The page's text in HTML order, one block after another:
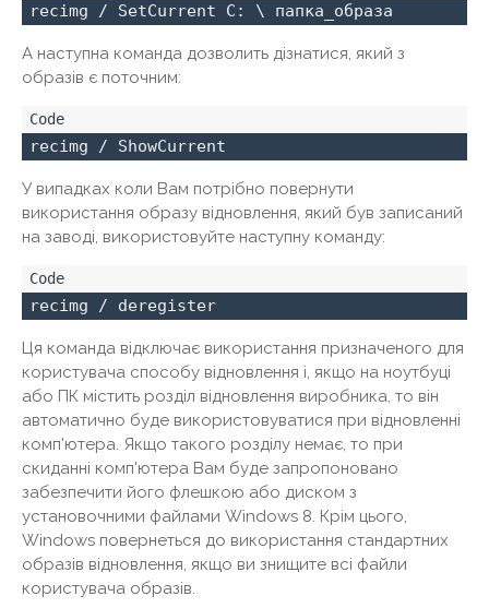
recimg / SetCurrent C: \ папка_образа
А наступна команда дозволить дізнатися, який з
образів є поточним:
recimg / ShowCurrent
У випадках коли Вам потрібно повернути
використання образу відновлення, який був записаний
на заводі, використовуйте наступну команду:
recimg / deregister
Ця команда відключає використання призначеного для
користувача способу відновлення і, якщо на ноутбуці
або ПК містить розділ відновлення виробника, то він
автоматично буде використовуватися при відновленні
комп'ютера. Якщо такого розділу немає, то при
скиданні комп'ютера Вам буде запропоновано
забезпечити його флешкою ​​або диском з
установочними файлами Windows 8. Крім цього,
Windows повернеться до використання стандартних
образів відновлення, якщо ви знищите всі файли
користувача образів.